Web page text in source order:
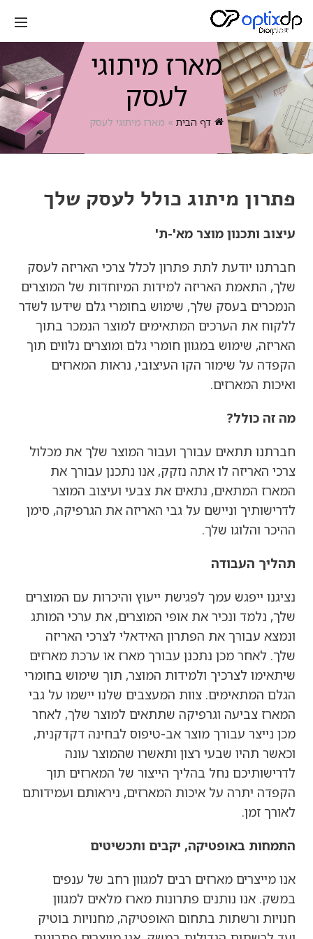
מארז מיתוגי
לעסק
דף הבית » מארז מיתוגי לעסק
פתרון מיתוג כולל לעסק שלך
עיצוב ותכנון מוצר מא'-ת'
חברתנו יודעת לתת פתרון לכלל צרכי האריזה לעסק
שלך, התאמת האריזה למידות המיוחדות של המוצרים
הנמכרים בעסק שלך, שימוש בחומרי גלם שידעו לשדר
ללקוח את הערכים המתאימים למוצר הנמכר בתוך
האריזה, שימוש במגוון חומרי גלם ומוצרים נלווים תוך
הקפדה על שימור הקו העיצובי, נראות המארזים
ואיכות המארזים.
מה זה כולל?
חברתנו תתאים עבורך ועבור המוצר שלך את מכלול
צרכי האריזה לו אתה נזקק, אנו נתכנן עבורך את
המארז המתאים, נתאים את צבעי ועיצוב המוצר
לדרישותיך וניישם על גבי האריזה את הגרפיקה, סימן
ההיכר והלוגו שלך.
תהליך העבודה
נציגנו ייפגש עמך לפגישת ייעוץ והיכרות עם המוצרים
שלך, נלמד ונכיר את אופי המוצרים, את ערכי המותג
ונמצא עבורך את הפתרון האידאלי לצרכי האריזה
שלך. לאחר מכן נתכנן עבורך מארז או ערכת מארזים
שיתאימו לצרכיך ולמידות המוצר, תוך שימוש בחומרי
הגלם המתאימים. צוות המעצבים שלנו יישמו על גבי
המארז צביעה וגרפיקה שתתאים למוצר שלך, לאחר
מכן נייצר עבורך מוצר אב-טיפוס לבחינה דקדקנית,
וכאשר תהיו שבעי רצון ותאשרו שהמוצר עונה
לדרישותיכם נחל בהליך הייצור של המארזים תוך
הקפדה יתרה על איכות המארזים, ניראותם ועמידותם
לאורך זמן.
התמחות באופטיקה, יקבים ותכשיטים
אנו מייצרים מארזים רבים למגוון רחב של ענפים
במשק. אנו נותנים פתרונות מארז מלאים למגוון
חנויות ורשתות בתחום האופטיקה, מחנויות בוטיק